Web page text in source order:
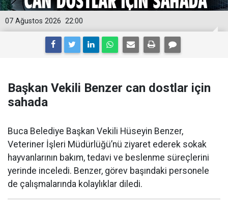
22:00
07 Ağustos 2026
Başkan Vekili Benzer can dostlar için
sahada
Buca Belediye Başkan Vekili Hüseyin Benzer,
Veteriner İşleri Müdürlüğü’nü ziyaret ederek sokak
hayvanlarının bakım, tedavi ve beslenme süreçlerini
yerinde inceledi. Benzer, görev başındaki personele
de çalışmalarında kolaylıklar diledi.